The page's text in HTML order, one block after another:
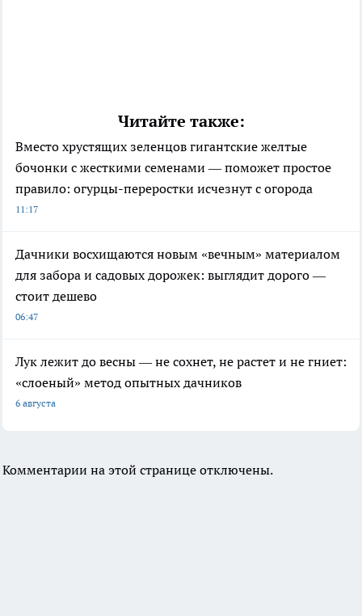
Читайте также:
Вместо хрустящих зеленцов гигантские желтые
бочонки с жесткими семенами — поможет простое
правило: огурцы-переростки исчезнут с огорода
11:17
Дачники восхищаются новым «вечным» материалом
для забора и садовых дорожек: выглядит дорого —
стоит дешево
06:47
Лук лежит до весны — не сохнет, не растет и не гниет:
«слоеный» метод опытных дачников
6 августа
Комментарии на этой странице отключены.